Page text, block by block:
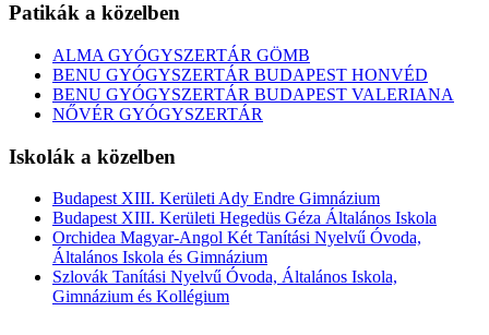
Patikák a közelben
ALMA GYÓGYSZERTÁR GÖMB
BENU GYÓGYSZERTÁR BUDAPEST HONVÉD
BENU GYÓGYSZERTÁR BUDAPEST VALERIANA
NŐVÉR GYÓGYSZERTÁR
Iskolák a közelben
Budapest XIII. Kerületi Ady Endre Gimnázium
Budapest XIII. Kerületi Hegedüs Géza Általános Iskola
Orchidea Magyar-Angol Két Tanítási Nyelvű Óvoda,
Általános Iskola és Gimnázium
Szlovák Tanítási Nyelvű Óvoda, Általános Iskola,
Gimnázium és Kollégium